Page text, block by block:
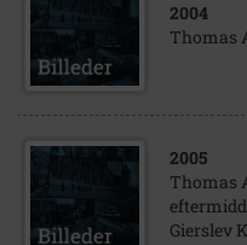
2004
Thomas
2005
Thomas
Gierslev